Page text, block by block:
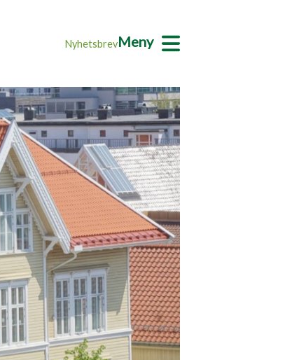
NyhetsbrevMeny